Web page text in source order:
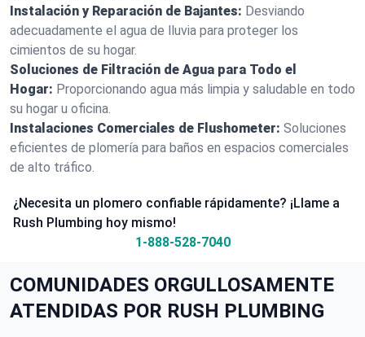
Instalación y Reparación de Bajantes: Desviando
adecuadamente el agua de lluvia para proteger los
cimientos de su hogar.
Soluciones de Filtración de Agua para Todo el
Hogar: Proporcionando agua más limpia y saludable en todo
su hogar u oficina.
Instalaciones Comerciales de Flushometer: Soluciones
eficientes de plomería para baños en espacios comerciales
de alto tráfico.
¿Necesita un plomero confiable rápidamente? ¡Llame a
Rush Plumbing hoy mismo!
1-888-528-7040
COMUNIDADES ORGULLOSAMENTE
ATENDIDAS POR RUSH PLUMBING